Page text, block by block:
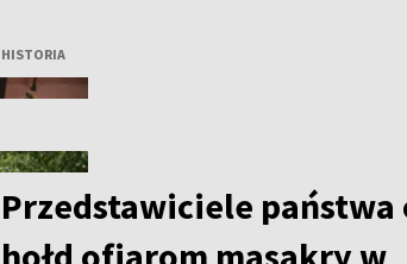
eleganckiej mody lat 30. do ubrań-symboli walki i
HISTORIA
Przedstawiciele państwa